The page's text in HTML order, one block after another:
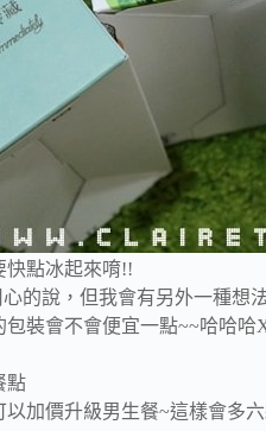
快點冰起來唷!!
的說，但我會有另外一種想
裝會不會便宜一點~~哈哈哈
點
加價升級男生餐~這樣會多